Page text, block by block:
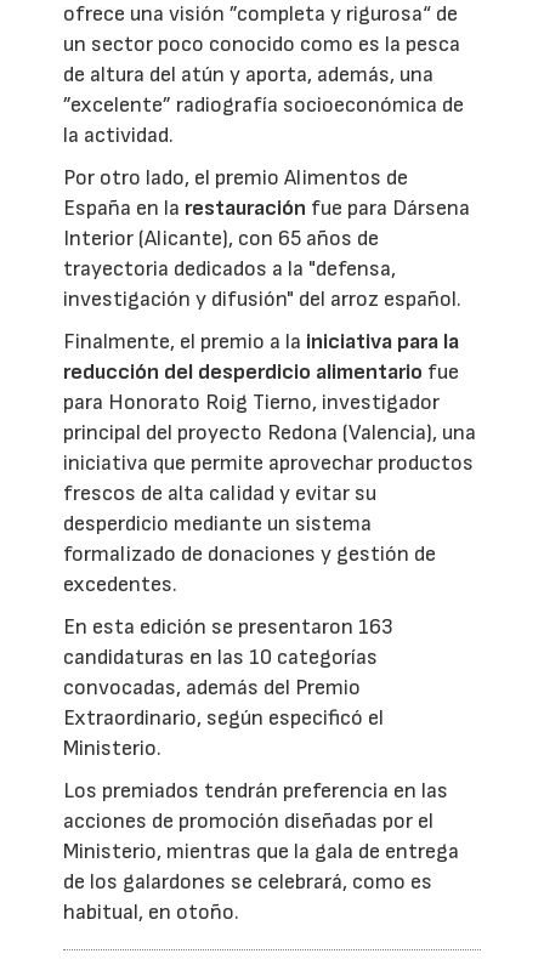
ofrece una visión ”completa y rigurosa“ de
un sector poco conocido como es la pesca
de altura del atún y aporta, además, una
”excelente” radiografía socioeconómica de
la actividad.
Por otro lado, el premio Alimentos de
España en la restauración fue para Dársena
Interior (Alicante), con 65 años de
trayectoria dedicados a la "defensa,
investigación y difusión" del arroz español.
Finalmente, el premio a la iniciativa para la
reducción del desperdicio alimentario fue
para Honorato Roig Tierno, investigador
principal del proyecto Redona (Valencia), una
iniciativa que permite aprovechar productos
frescos de alta calidad y evitar su
desperdicio mediante un sistema
formalizado de donaciones y gestión de
excedentes.
En esta edición se presentaron 163
candidaturas en las 10 categorías
convocadas, además del Premio
Extraordinario, según especificó el
Ministerio.
Los premiados tendrán preferencia en las
acciones de promoción diseñadas por el
Ministerio, mientras que la gala de entrega
de los galardones se celebrará, como es
habitual, en otoño.